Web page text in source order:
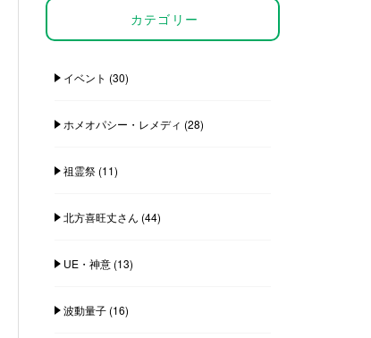
カテゴリー
イベント (30)
ホメオパシー・レメディ (28)
祖霊祭(11)
北方喜旺丈さん (44)
UE・神意(13)
波動量子(16)